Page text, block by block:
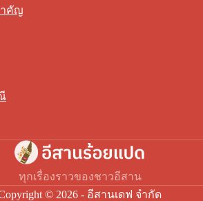
คัญ
ทุกเรื่องราวของชาวอีสาน
© 2026 - อีสานเดฟ จำกัด